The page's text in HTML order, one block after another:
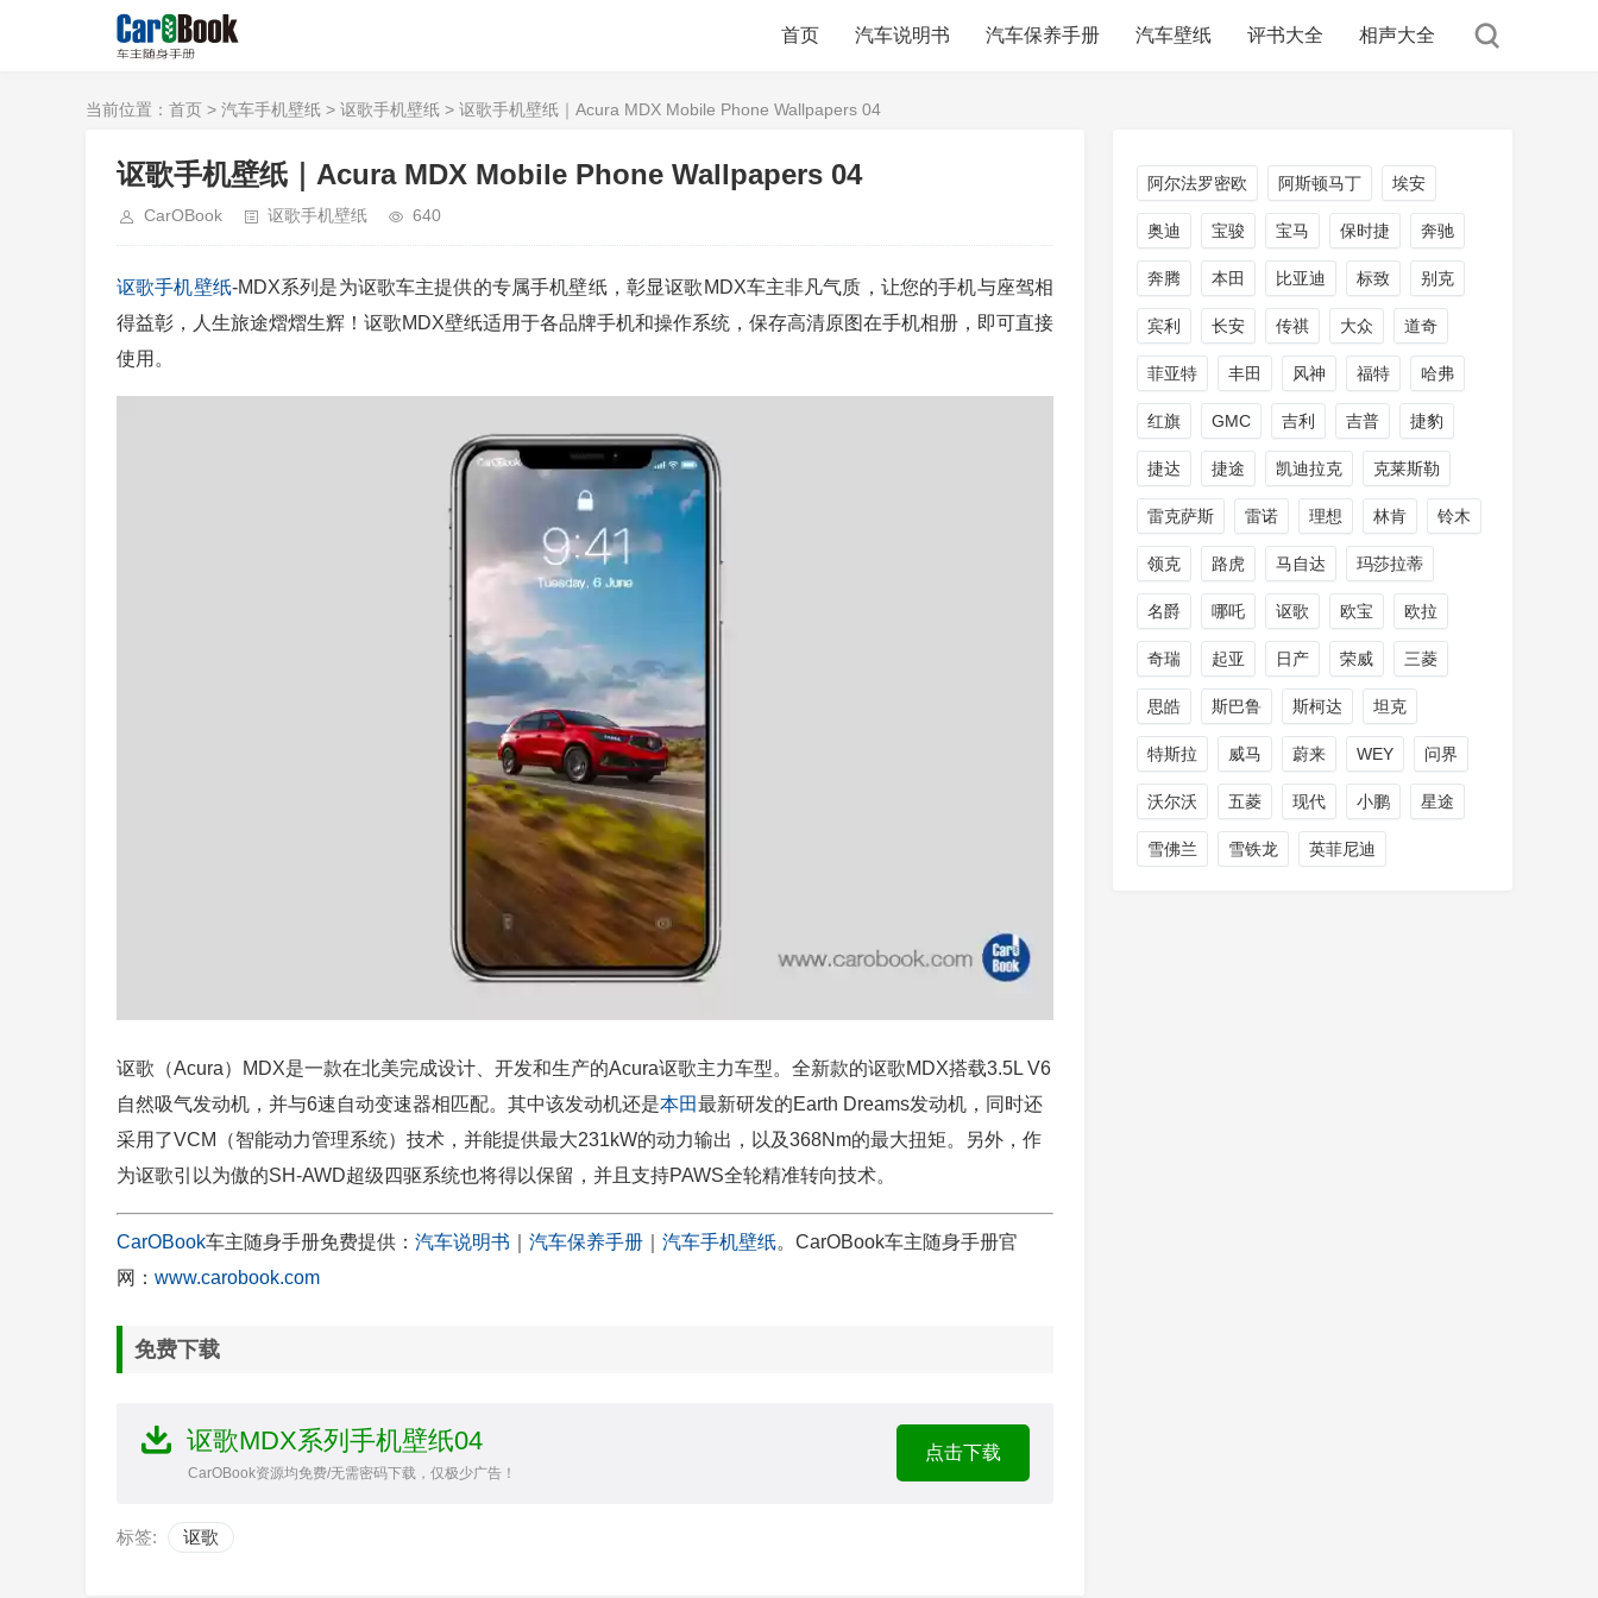
首页 汽车说明书 汽车保养手册 汽车壁纸 评书大全 相声大全
当前位置： 首页 > 汽车手机壁纸 > 讴歌手机壁纸 > 讴歌手机壁纸｜Acura MDX Mobile Phone Wallpapers 04
讴歌手机壁纸｜Acura MDX Mobile Phone Wallpapers 04
CarOBook 讴歌手机壁纸 640
讴歌手机壁纸-MDX系列是为讴歌车主提供的专属手机壁纸，彰显讴歌MDX车主非凡气质，让您的手机与座驾相
得益彰，人生旅途熠熠生辉！讴歌MDX壁纸适用于各品牌手机和操作系统，保存高清原图在手机相册，即可直接
使用。
讴歌（Acura）MDX是一款在北美完成设计、开发和生产的Acura讴歌主力车型。全新款的讴歌MDX搭载3.5L V6
自然吸气发动机，并与6速自动变速器相匹配。其中该发动机还是本田最新研发的Earth Dreams发动机，同时还
采用了VCM（智能动力管理系统）技术，并能提供最大231kW的动力输出，以及368Nm的最大扭矩。另外，作
为讴歌引以为傲的SH-AWD超级四驱系统也将得以保留，并且支持PAWS全轮精准转向技术。
CarOBook车主随身手册免费提供： 汽车说明书 汽车保养手册 汽车手机壁纸。CarOBook车主随身手册官
网： www.carobook.com
免费下载
讴歌MDX系列手机壁纸04
CarOBook资源均免费/无需密码下载，仅极少广告！
点击下载
标签: 讴歌
阿尔法罗密欧 阿斯顿马丁 埃安
奥迪 宝骏 宝马 保时捷 奔驰
奔腾 本田 比亚迪 标致 别克
宾利 长安 传祺 大众 道奇
菲亚特 丰田 风神 福特 哈弗
红旗 GMC 吉利 吉普 捷豹
捷达 捷途 凯迪拉克 克莱斯勒
雷克萨斯 雷诺 理想 林肯 铃木
领克 路虎 马自达 玛莎拉蒂
名爵 哪吒 讴歌 欧宝 欧拉
奇瑞 起亚 日产 荣威 三菱
思皓 斯巴鲁 斯柯达 坦克
特斯拉 威马 蔚来 WEY 问界
沃尔沃 五菱 现代 小鹏 星途
雪佛兰 雪铁龙 英菲尼迪